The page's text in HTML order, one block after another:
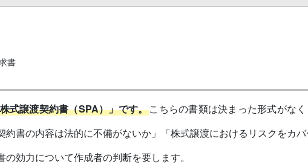
書
式譲渡契約書（SPA）」です。こちらの書類は決まった形式がな
約書の内容は法的に不備がないか」「株式譲渡におけるリスクをカ
効力について作成者の判断を要します。